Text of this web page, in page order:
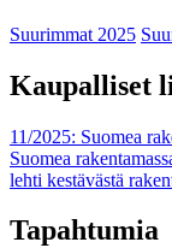
Suurimmat 2025
Kaupalliset
11/2025: Suomea
Suomea
lehti kestävästä
Tapahtumia